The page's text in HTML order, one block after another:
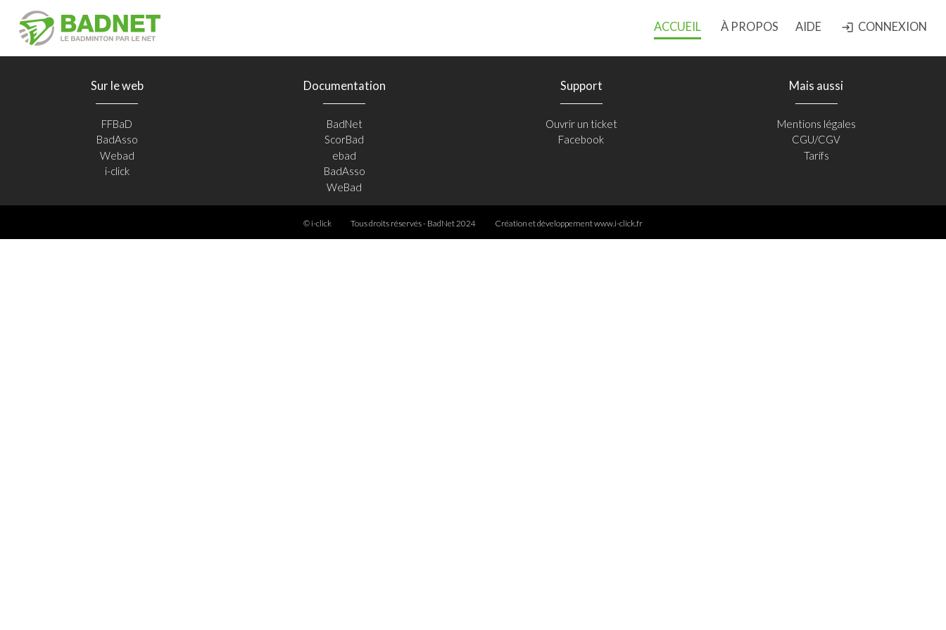
ACCUEIL À PROPOS AIDE login CONNEXION
Sur le web
FFBaD
BadAsso
Webad
i-click
Documentation
BadNet
ScorBad
ebad
BadAsso
WeBad
Support
Ouvrir un ticket
Facebook
Mais aussi
Mentions légales
CGU/CGV
Tarifs
© i-click Tous droits réservés - BadNet 2024 Création et développementwww.i-click.fr